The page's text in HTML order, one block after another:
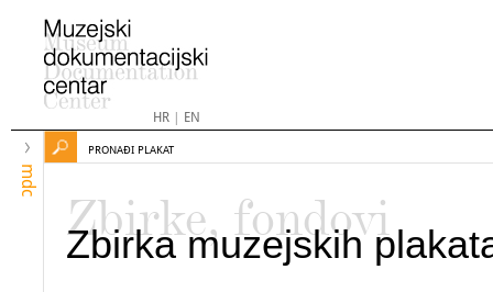
HR| EN
mdc
PRONAĐI PLAKAT
Zbirke, fondovi
Zbirka muzejskih